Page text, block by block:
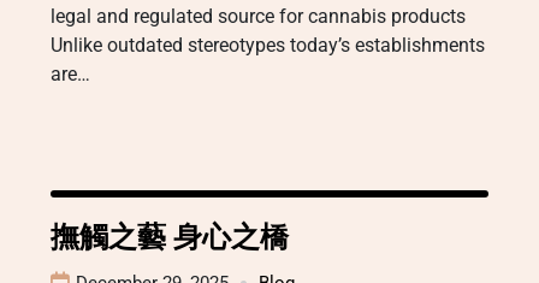
legal and regulated source for cannabis products
Unlike outdated stereotypes today’s establishments
are…
撫觸之藝 身心之橋